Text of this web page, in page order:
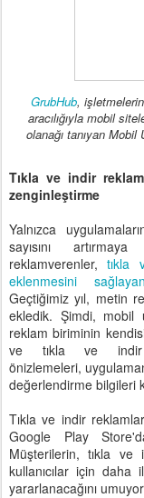
GrubHub,
aracılığıyla mobil
olanağı tanıyan Mobil
Tıkla ve indir
zenginleştirme
Yalnızca
sayısını
reklamverenler,tıkla
eklenmesini
Geçtiğimiz yıl, metin
ekledik. Şimdi, mobil
reklam biriminin
ve tıkla ve indir
önizlemeleri,
değerlendirme bilgileri
Tıkla ve indir
Google Play
Müşterilerin, tıkla ve
kullanıcılar için
yararlanacağını